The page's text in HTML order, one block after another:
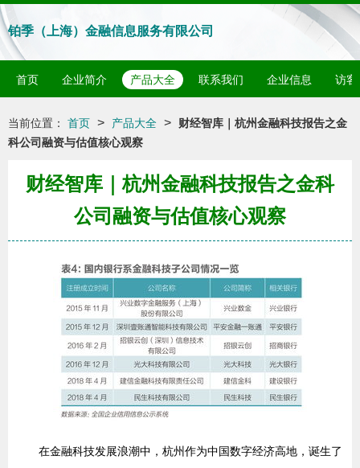
铂季（上海）金融信息服务有限公司
首页 企业简介 产品大全 联系我们 企业信息 访客
当前位置： 首页 > 产品大全 >
财经智库｜杭州金融科技报告之金
科公司融资与估值核心观察
财经智库｜杭州金融科技报告之金科
公司融资与估值核心观察
在金融科技发展浪潮中，杭州作为中国数字经济高地，诞生了